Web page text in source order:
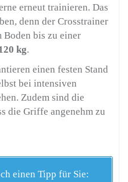
erneut trainieren. Das
denn der Crosstrainer
Boden bis zu einer
kg.
einen festen Stand
bei intensiven
Zudem sind die
die Griffe angenehm zu
einen Tipp für Sie: